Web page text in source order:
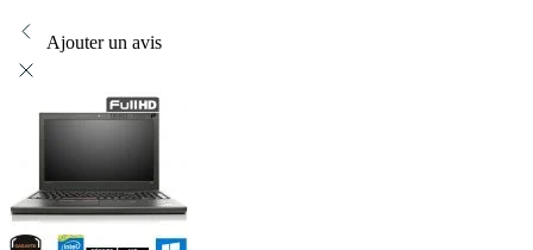
Ajouter un avis